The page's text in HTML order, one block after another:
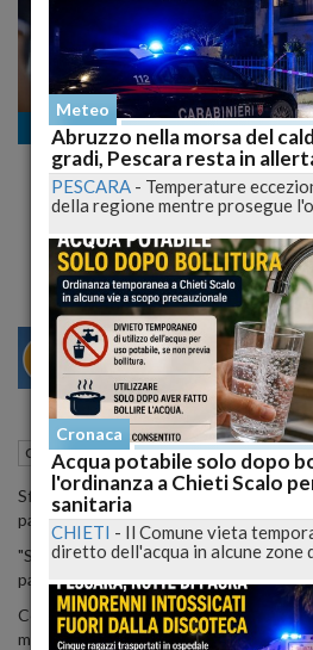
Cronaca
Pescara, sfruttava e
prostitute romene:
29 31
Cronaca Pescara (PE) 19 Ottobre
Sfruttava e taglieggiava giovani
pagare una sorta di tassa per ogni sera
"Sono Badea e voi non dovete andare a
pagate, altrimenti morirete!”
Così Veredesan Viorel alias alias
minacciare le giovani rumene solite
Meteo
Abruzzo nella morsa del
gradi, Pescara resta in
PESCARA - Temperature
della regione mentre prosegue
Cronaca
Acqua potabile solo dopo
l'ordinanza a Chieti Scalo
sanitaria
CHIETI - Il Comune vieta
diretto dell'acqua in alcune zone